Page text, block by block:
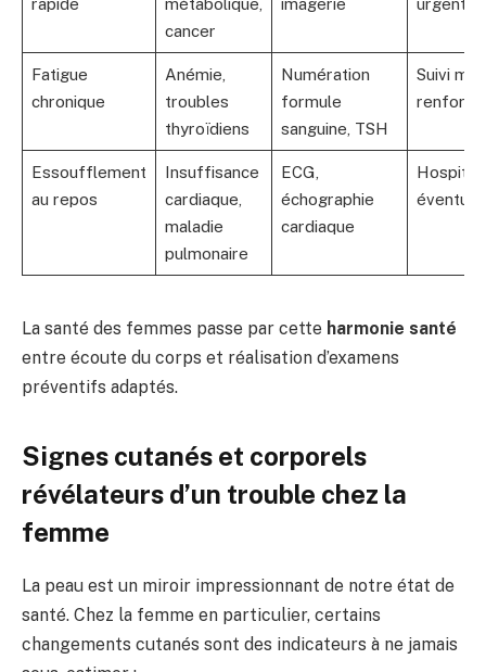
rapide
métabolique,
cancer
imagerie urgente
Fatigue
chronique
Anémie,
troubles
thyroïdiens
Numération
formule
sanguine, TSH
Suivi
renforcé
Essoufflement
au repos
Insuffisance
cardiaque,
maladie
pulmonaire
ECG,
échographie
cardiaque
La santé des femmes passe par cette harmonie santé
entre écoute du corps et réalisation d’examens
préventifs adaptés.
Signes cutanés et corporels
révélateurs d’un trouble chez la
femme
La peau est un miroir impressionnant de notre état de
santé. Chez la femme en particulier, certains
changements cutanés sont des indicateurs à ne jamais